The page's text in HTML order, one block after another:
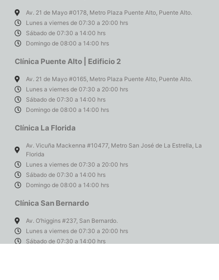
Av. 21 de Mayo #0178, Metro Plaza Puente Alto, Puente Alto.
Lunes a viernes de 07:30 a 20:00 hrs
Sábado de 07:30 a 14:00 hrs
Domingo de 08:00 a 14:00 hrs
Clínica Puente Alto | Edificio 2
Av. 21 de Mayo #0165, Metro Plaza Puente Alto, Puente Alto.
Lunes a viernes de 07:30 a 20:00 hrs
Sábado de 07:30 a 14:00 hrs
Domingo de 08:00 a 14:00 hrs
Clínica La Florida
Av. Vicuña Mackenna #10477, Metro San José de La Estrella, La
Florida
Lunes a viernes de 07:30 a 20:00 hrs
Sábado de 07:30 a 14:00 hrs
Domingo de 08:00 a 14:00 hrs
Clínica San Bernardo
Av. O’higgins #237, San Bernardo.
Lunes a viernes de 07:30 a 20:00 hrs
Sábado de 07:30 a 14:00 hrs